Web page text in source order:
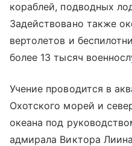
кораблей, подводных
Задействовано также
вертолетов и
более 13 тысяч
Учение проводится в
Охотского морей и
океана под
адмирала Виктора